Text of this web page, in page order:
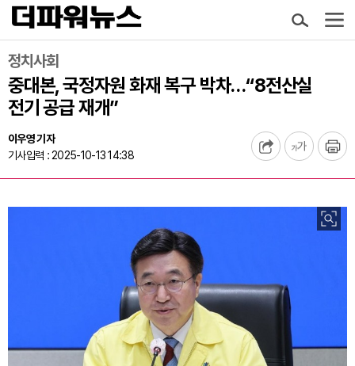
정치사회
중대본, 국정자원 화재 복구 박차…“8전산실
전기 공급 재개”
이우영 기자
기사입력 : 2025-10-13 14:38